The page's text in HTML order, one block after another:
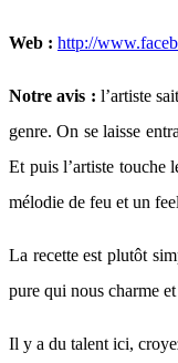
Web : http://
Notre avis : l’artiste
genre. On se laisse
Et puis l’artiste touche
mélodie de feu et un
La recette est plutôt
pure qui nous charme
Il y a du talent ici,